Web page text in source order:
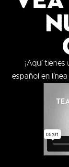
¡Aquí
español en